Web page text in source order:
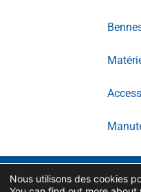
CONDITIONS GENERALES DE
VENTES
Nous utilisons des cookies